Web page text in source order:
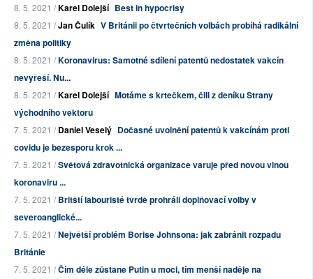
8. 5. 2021 /Karel Dolejší Best in hypocrisy
8. 5. 2021 /Jan Čulík V Británii po čtvrtečních volbách probíhá radikální
změna politiky
8. 5. 2021 /Koronavirus: Samotné sdílení patentů nedostatek vakcín
nevyřeší. Nu...
8. 5. 2021 /Karel Dolejší Motáme s krtečkem, čili z deníku Strany
východního vektoru
7. 5. 2021 /Daniel Veselý Dočasné uvolnění patentů k vakcínám proti
covidu je bezesporu krok ...
7. 5. 2021 /Světová zdravotnická organizace varuje před novou vlnou
koronaviru ...
7. 5. 2021 /Britští labouristé tvrdě prohráli doplňovací volby v
severoanglické...
7. 5. 2021 /Největší problém Borise Johnsona: jak zabránit rozpadu
Británie
7. 5. 2021 /Čím déle zůstane Putin u moci, tím menší naděje na